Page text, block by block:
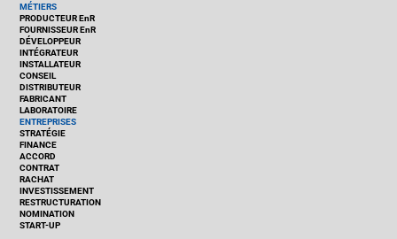
MÉTIERS
PRODUCTEUR EnR
FOURNISSEUR EnR
DÉVELOPPEUR
INTÉGRATEUR
INSTALLATEUR
CONSEIL
DISTRIBUTEUR
FABRICANT
LABORATOIRE
ENTREPRISES
STRATÉGIE
FINANCE
ACCORD
CONTRAT
RACHAT
INVESTISSEMENT
RESTRUCTURATION
NOMINATION
START-UP